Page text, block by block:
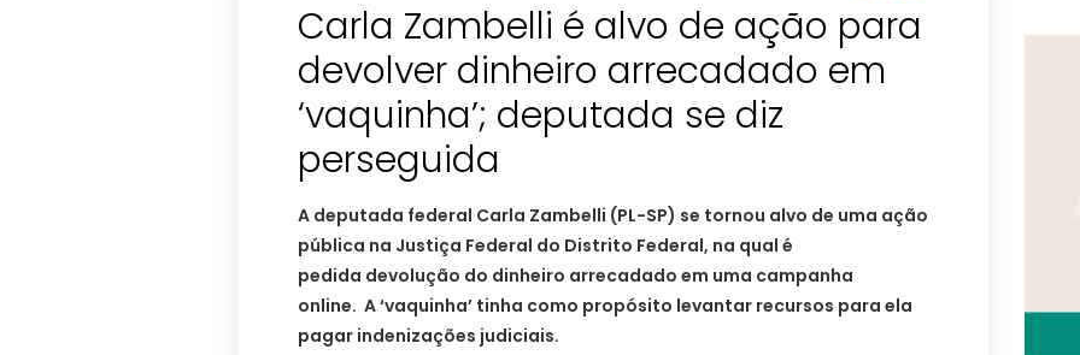
Carla Zambelli é alvo de ação para
devolver dinheiro arrecadado em
‘vaquinha’; deputada se diz
perseguida
A deputada federal Carla Zambelli (PL-SP) se tornou alvo de uma ação
pública na Justiça Federal do Distrito Federal, na qual é
pedida devolução do dinheiro arrecadado em uma campanha
online. A ‘vaquinha’ tinha como propósito levantar recursos para ela
pagar indenizações judiciais.